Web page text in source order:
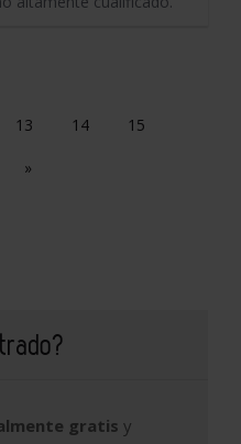
13 14 15
»
gratis y